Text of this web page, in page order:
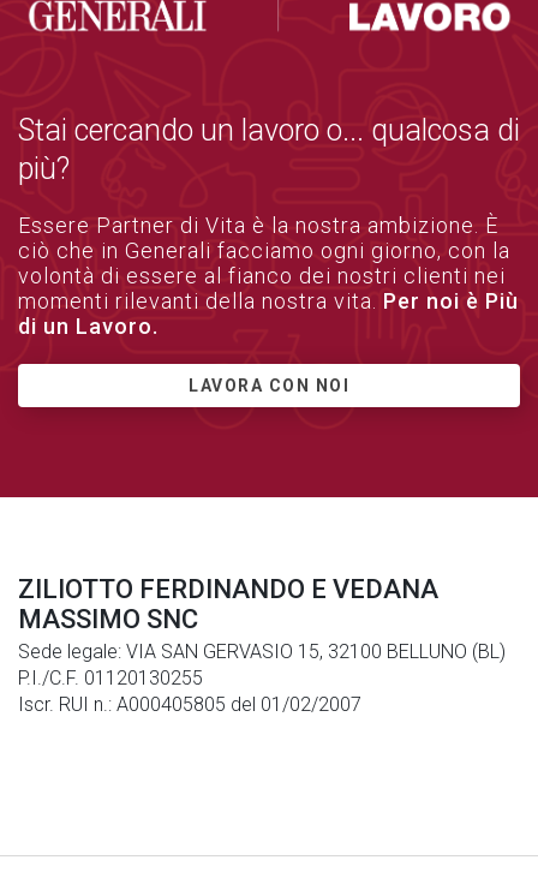
Stai cercando un lavoro o... qualcosa di
più?
Essere Partner di Vita è la nostra ambizione. È
ciò che in Generali facciamo ogni giorno, con la
volontà di essere al fianco dei nostri clienti nei
momenti rilevanti della nostra vita. Per noi è Più
di un Lavoro.
LAVORA CON NOI
ZILIOTTO FERDINANDO E VEDANA
MASSIMO SNC
Sede legale: VIA SAN GERVASIO 15, 32100 BELLUNO (BL)
P.I./C.F. 01120130255
Iscr. RUI n.: A000405805 del 01/02/2007